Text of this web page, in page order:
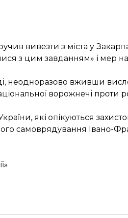
вивезти з міста у
з цим завданням» і мер
неодноразово вживши
ворожнечі проти
які опікуються
самоврядування Івано-